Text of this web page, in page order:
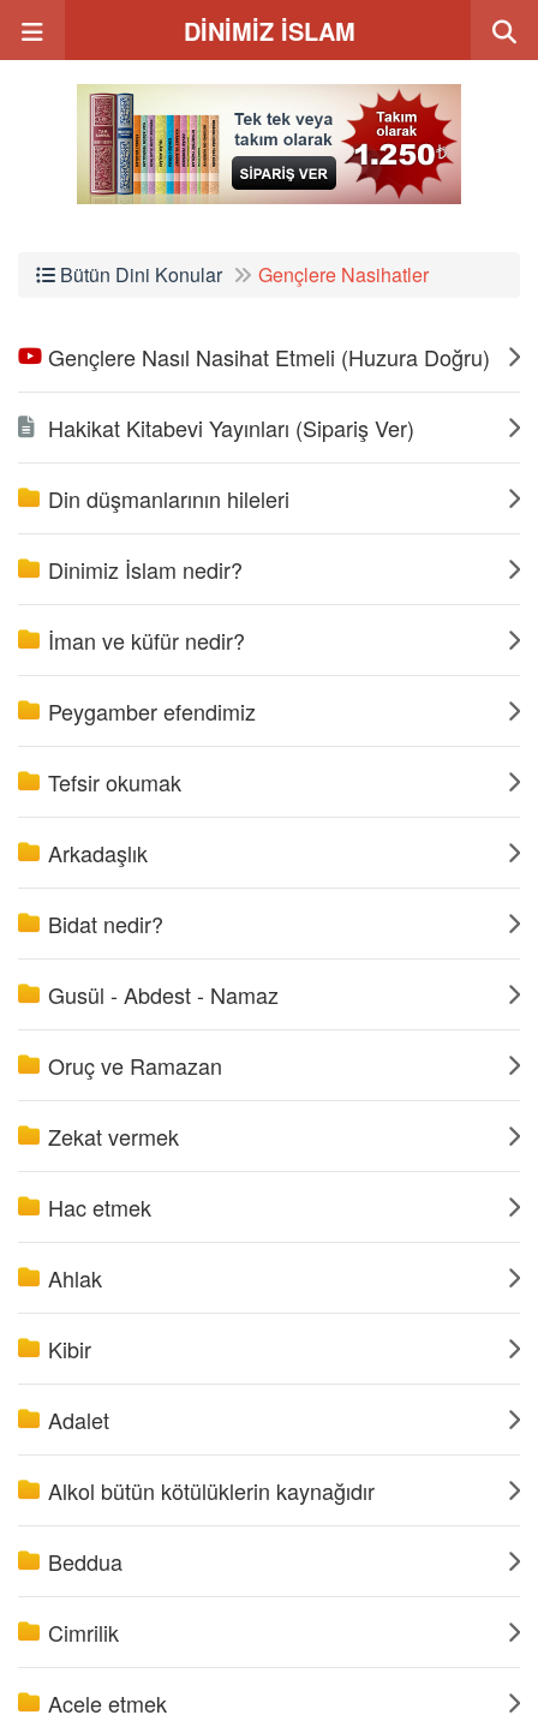
DİNİMİZ İSLAM
Bütün Dini Konular Gençlere Nasihatler
Gençlere Nasıl Nasihat Etmeli (Huzura Doğru)
Hakikat Kitabevi Yayınları (Sipariş Ver)
Din düşmanlarının hileleri
Dinimiz İslam nedir?
İman ve küfür nedir?
Peygamber efendimiz
Tefsir okumak
Arkadaşlık
Bidat nedir?
Gusül - Abdest - Namaz
Oruç ve Ramazan
Zekat vermek
Hac etmek
Ahlak
Kibir
Adalet
Alkol bütün kötülüklerin kaynağıdır
Beddua
Cimrilik
Acele etmek